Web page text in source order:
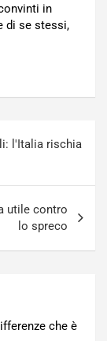
in
di se stessi,
l'Italia rischia
utile contro
lo spreco
che è